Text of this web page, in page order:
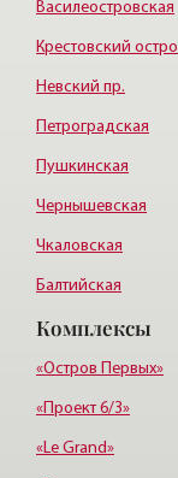
Василеостровская
Крестовский
Невский пр.
Петроградская
Пушкинская
Чернышевская
Чкаловская
Балтийская
Старая деревня
Удельная
Комплексы
«Остров Первых»
«Проект 6/3»
«Le Grand»